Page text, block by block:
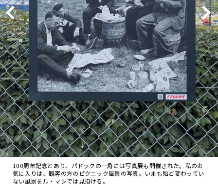
100周年記念とあり、パドックの一角には写真展も開催された。私のお
気に入りは、観客の方のピクニック風景の写真。いまも殆ど変わってい
ない風景をル・マンでは見掛ける。